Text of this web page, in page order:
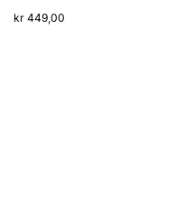
kr 449,00